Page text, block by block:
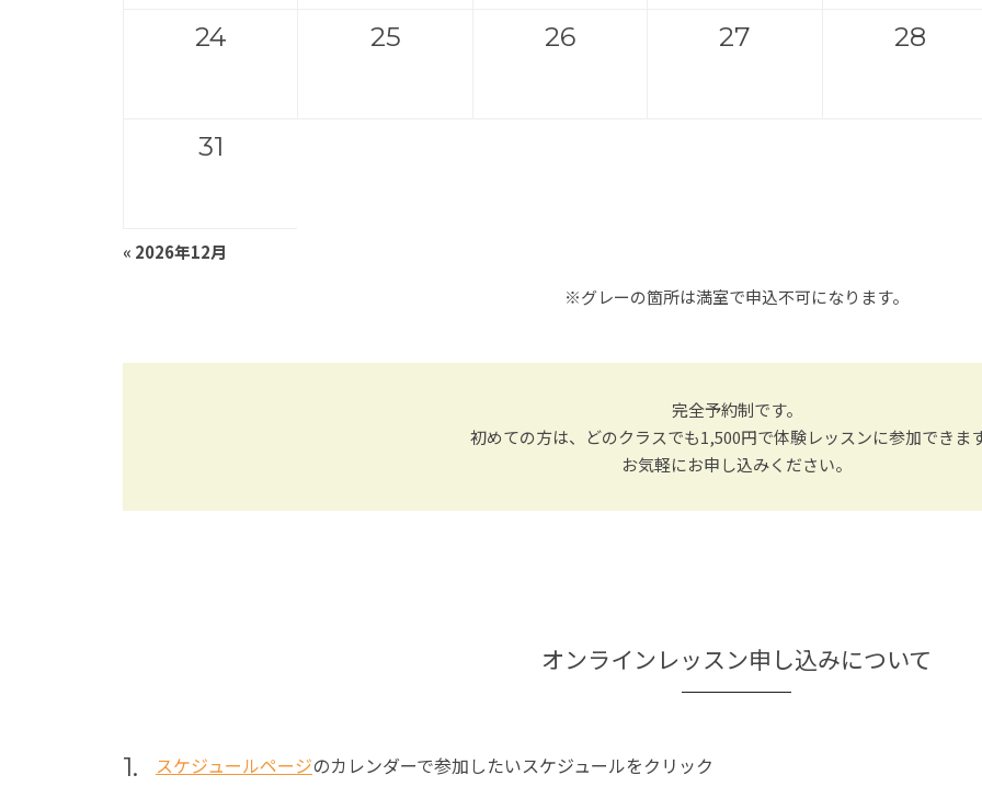
24 25 26 27 28
31
« 2026年12月
※グレーの箇所は満室で申込不可になります。
完全予約制です。
初めての方は、どのクラスでも1,500円で体験レッスンに参加できま
お気軽にお申し込みください。
オンラインレッスン申し込みについて
1. スケジュールページのカレンダーで参加したいスケジュールをクリック